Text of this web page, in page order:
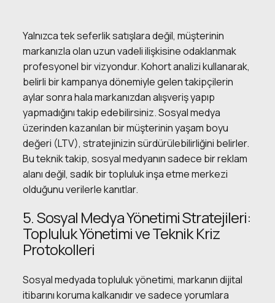
Yalnızca tek seferlik satışlara değil, müşterinin
markanızla olan uzun vadeli ilişkisine odaklanmak
profesyonel bir vizyondur. Kohort analizi kullanarak,
belirli bir kampanya dönemiyle gelen takipçilerin
aylar sonra hala markanızdan alışveriş yapıp
yapmadığını takip edebilirsiniz. Sosyal medya
üzerinden kazanılan bir müşterinin yaşam boyu
değeri (LTV), stratejinizin sürdürülebilirliğini belirler.
Bu teknik takip, sosyal medyanın sadece bir reklam
alanı değil, sadık bir topluluk inşa etme merkezi
olduğunu verilerle kanıtlar.
5. Sosyal Medya Yönetimi Stratejileri:
Topluluk Yönetimi ve Teknik Kriz
Protokolleri
Sosyal medyada topluluk yönetimi, markanın dijital
itibarını koruma kalkanıdır ve sadece yorumlara